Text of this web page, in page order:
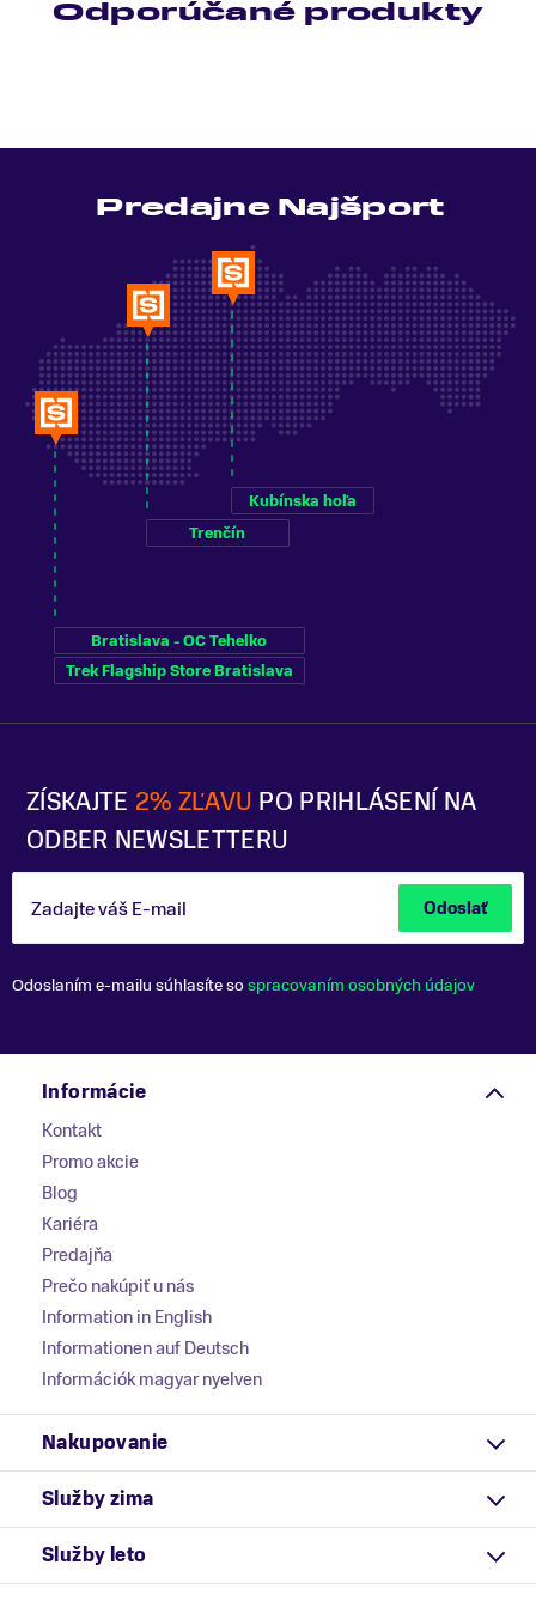
Odporúčané produkty
ZÍSKAJTE 2% ZĽAVU PO PRIHLÁSENÍ NA
ODBER NEWSLETTERU
Zadajte váš E-mail Odoslať
Odoslaním e-mailu súhlasíte sospracovaním osobných údajov
Predajne Najšport
Bratislava - OC Tehelko
Trek Flagship Store Bratislava
Trenčín
Kubínska hoľa
Informácie
Kontakt
Promo akcie
Blog
Kariéra
Predajňa
Prečo nakúpiť u nás
Information in English
Informationen auf Deutsch
Információk magyar nyelven
Nakupovanie
Služby zima
Služby leto